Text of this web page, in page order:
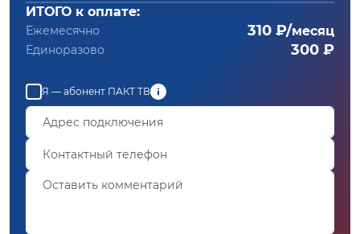
ИТОГО к оплате:
Ежемесячно 310 ₽/месяц
Единоразово 300 ₽
Я — абонент ПАКТ ТВ